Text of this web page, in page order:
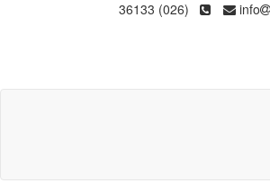
info
(026) 36133